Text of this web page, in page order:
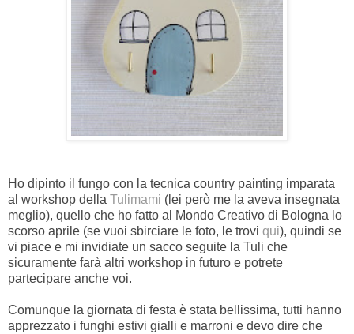
Ho dipinto il fungo con la tecnica country painting imparata
al workshop della Tulimami (lei però me la aveva insegnata
meglio), quello che ho fatto al Mondo Creativo di Bologna lo
scorso aprile (se vuoi sbirciare le foto, le trovi qui), quindi se
vi piace e mi invidiate un sacco seguite la Tuli che
sicuramente farà altri workshop in futuro e potrete
partecipare anche voi.
Comunque la giornata di festa è stata bellissima, tutti hanno
apprezzato i funghi estivi gialli e marroni e devo dire che